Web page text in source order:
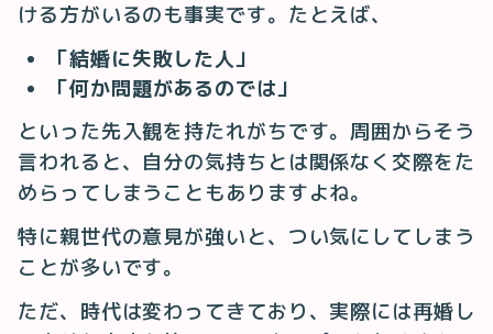
ける方がいるのも事実です。たとえば、
「結婚に失敗した人」
「何か問題があるのでは」
といった先入観を持たれがちです。周囲からそう
言われると、自分の気持ちとは関係なく交際をた
めらってしまうこともありますよね。
特に親世代の意見が強いと、つい気にしてしまう
ことが多いです。
ただ、時代は変わってきており、実際には再婚し